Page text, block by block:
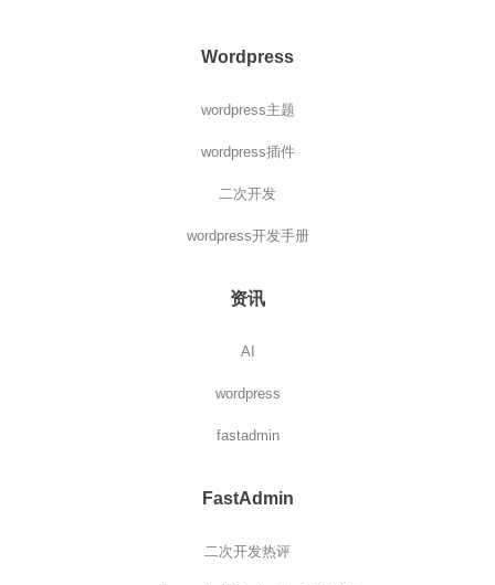
Wordpress
wordpress主题
wordpress插件
二次开发
wordpress开发手册
资讯
AI
wordpress
fastadmin
FastAdmin
二次开发热评